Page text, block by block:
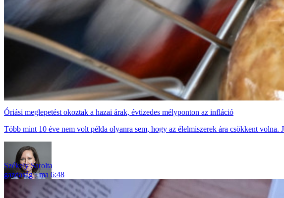
Óriási meglepetést okoztak a hazai árak, évtizedes mélyponton az infláció
Több mint 10 éve nem volt példa olyanra sem, hogy az élelmiszerek ára csökkent volna.
Székely Sarolta
gazdaság
ma 6:48